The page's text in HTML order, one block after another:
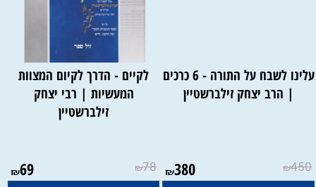
עלינו לשבח על התורה - 6 כרכים
| הרב יצחק זילברשטיין
₪450
₪380
לקיים - הדרך לקיום המצוות
המעשיות | רבי יצחק
זילברשטיין
₪78
₪69